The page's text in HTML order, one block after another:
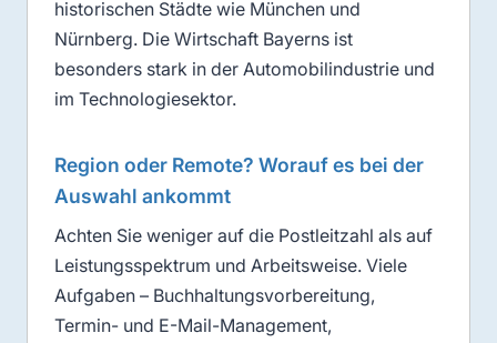
historischen Städte wie München und
Nürnberg. Die Wirtschaft Bayerns ist
besonders stark in der Automobilindustrie und
im Technologiesektor.
Region oder Remote? Worauf es bei der
Auswahl ankommt
Achten Sie weniger auf die Postleitzahl als auf
Leistungsspektrum und Arbeitsweise. Viele
Aufgaben – Buchhaltungsvorbereitung,
Termin- und E-Mail-Management,